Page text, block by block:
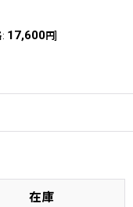
: 17,600円
在庫